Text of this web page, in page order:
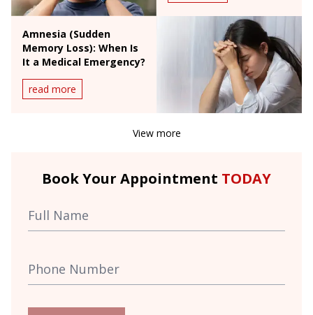
Amnesia (Sudden
Memory Loss): When Is
It a Medical Emergency?
read more
View more
Book Your Appointment TODAY